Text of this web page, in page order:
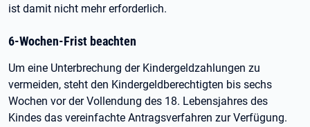
ist damit nicht mehr erforderlich.
6-Wochen-Frist beachten
Um eine Unterbrechung der Kindergeldzahlungen zu
vermeiden, steht den Kindergeldberechtigten bis sechs
Wochen vor der Vollendung des 18. Lebensjahres des
Kindes das vereinfachte Antragsverfahren zur Verfügung.